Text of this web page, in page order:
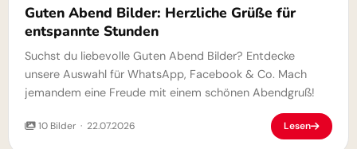
Guten Abend Bilder: Herzliche Grüße für
entspannte Stunden
Suchst du liebevolle Guten Abend Bilder? Entdecke
unsere Auswahl für WhatsApp, Facebook & Co. Mach
jemandem eine Freude mit einem schönen Abendgruß!
10 Bilder · 22.07.2026 Lesen